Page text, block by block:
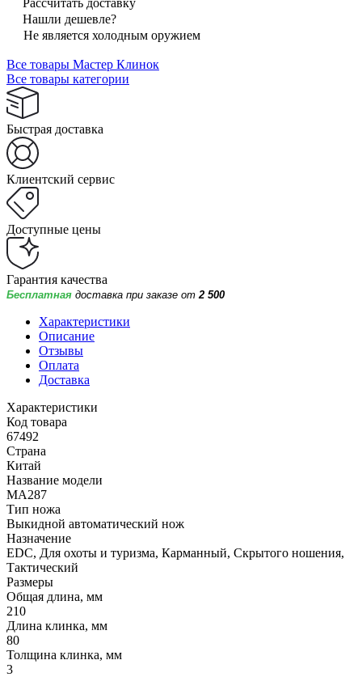
Нашли дешевле?
Не является холодным оружием
Все товары Мастер Клинок
Все товары категории
Быстрая доставка
Клиентский сервис
Доступные цены
Гарантия качества
Бесплатная доставка при заказе от 2 500
Характеристики
Описание
Отзывы
Оплата
Доставка
Характеристики
Код товара
67492
Страна
Китай
Название модели
MA287
Тип ножа
Выкидной автоматический нож
Назначение
EDC, Для охоты и туризма, Карманный, Скрытого ношения,
Тактический
Размеры
Общая длина, мм
210
Длина клинка, мм
80
Толщина клинка, мм
3